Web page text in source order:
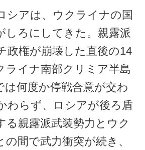
アは、ウクライナの国
しろにしてきた。親露派
政権が崩壊した直後の14
ライナ南部クリミア半島
は何度か停戦合意が交わ
わらず、ロシアが後ろ盾
る親露派武装勢力とウク
間で武力衝突が続き、